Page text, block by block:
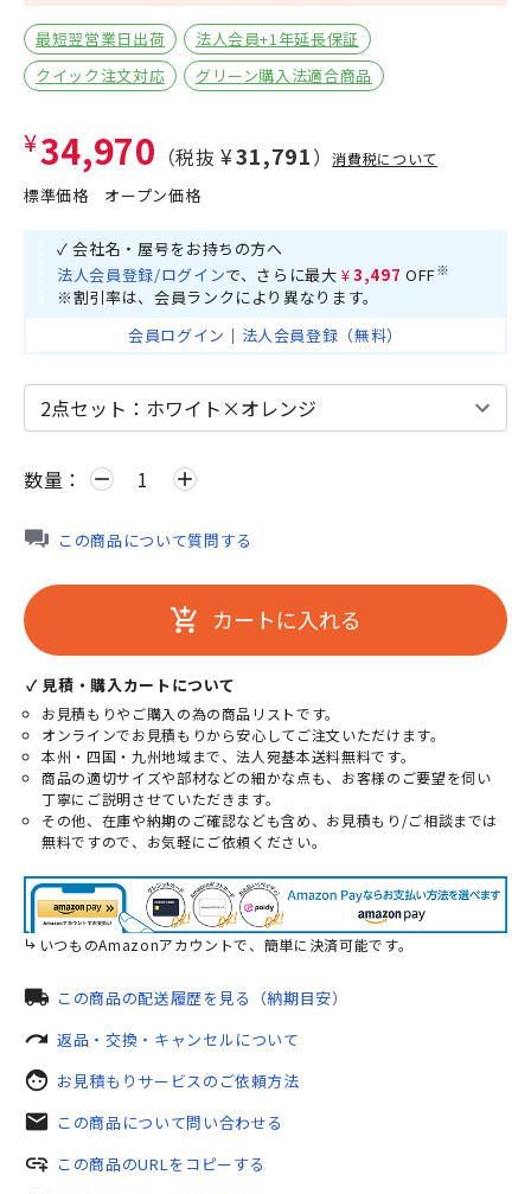
最短翌営業日出荷
法人会員+1年延長保証
クイック注文対応
グリーン購入法適合商品
¥34,970 （税抜 ¥31,791）消費税について
標準価格 オープン価格
✓ 会社名・屋号をお持ちの方へ
法人会員登録/ログインで、さらに最大 ¥3,497 OFF※
※割引率は、会員ランクにより異なります。
会員ログイン ｜ 法人会員登録（無料）
数量： remove add
この商品について質問する
add_shopping_cart カートに入れる
✓ 見積・購入カートについて
お見積もりやご購入の為の商品リストです。
オンラインでお見積もりから安心してご注文いただけます。
本州・四国・九州地域まで、法人宛基本送料無料です。
商品の適切サイズや部材などの細かな点も、お客様のご要望を伺い
丁寧にご説明させていただきます。
その他、在庫や納期のご確認なども含め、お見積もり/ご相談までは
無料ですので、お気軽にご依頼ください。
いつものAmazonアカウントで、簡単に決済可能です。
local_shipping この商品の配送履歴を見る（納期目安）
redo 返品・交換・キャンセルについて
face お見積もりサービスのご依頼方法
mail この商品について問い合わせる
add_link この商品のURLをコピーする